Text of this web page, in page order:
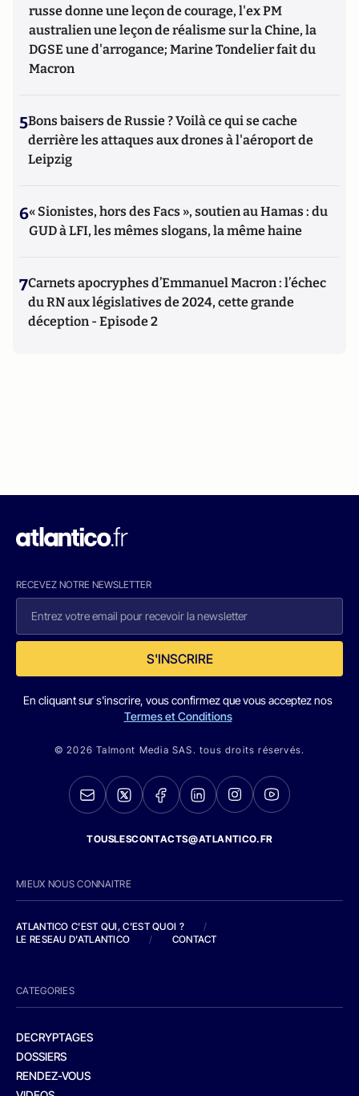
russe donne une leçon de courage, l'ex PM
australien une leçon de réalisme sur la Chine, la
DGSE une d'arrogance; Marine Tondelier fait du
Macron
5Bons baisers de Russie ? Voilà ce qui se cache
derrière les attaques aux drones à l'aéroport de
Leipzig
6« Sionistes, hors des Facs », soutien au Hamas : du
GUD à LFI, les mêmes slogans, la même haine
7Carnets apocryphes d’Emmanuel Macron : l’échec
du RN aux législatives de 2024, cette grande
déception - Episode 2
RECEVEZ NOTRE NEWSLETTER
S'INSCRIRE
En cliquant sur s'inscrire, vous confirmez que vous acceptez nos
Termes et Conditions
© 2026 Talmont Media SAS. tous droits réservés.
TOUSLESCONTACTS@ATLANTICO.FR
MIEUX NOUS CONNAITRE
ATLANTICO C'EST QUI, C'EST QUOI ?
/
LE RESEAU D'ATLANTICO
/ CONTACT
CATEGORIES
DECRYPTAGES
DOSSIERS
RENDEZ-VOUS